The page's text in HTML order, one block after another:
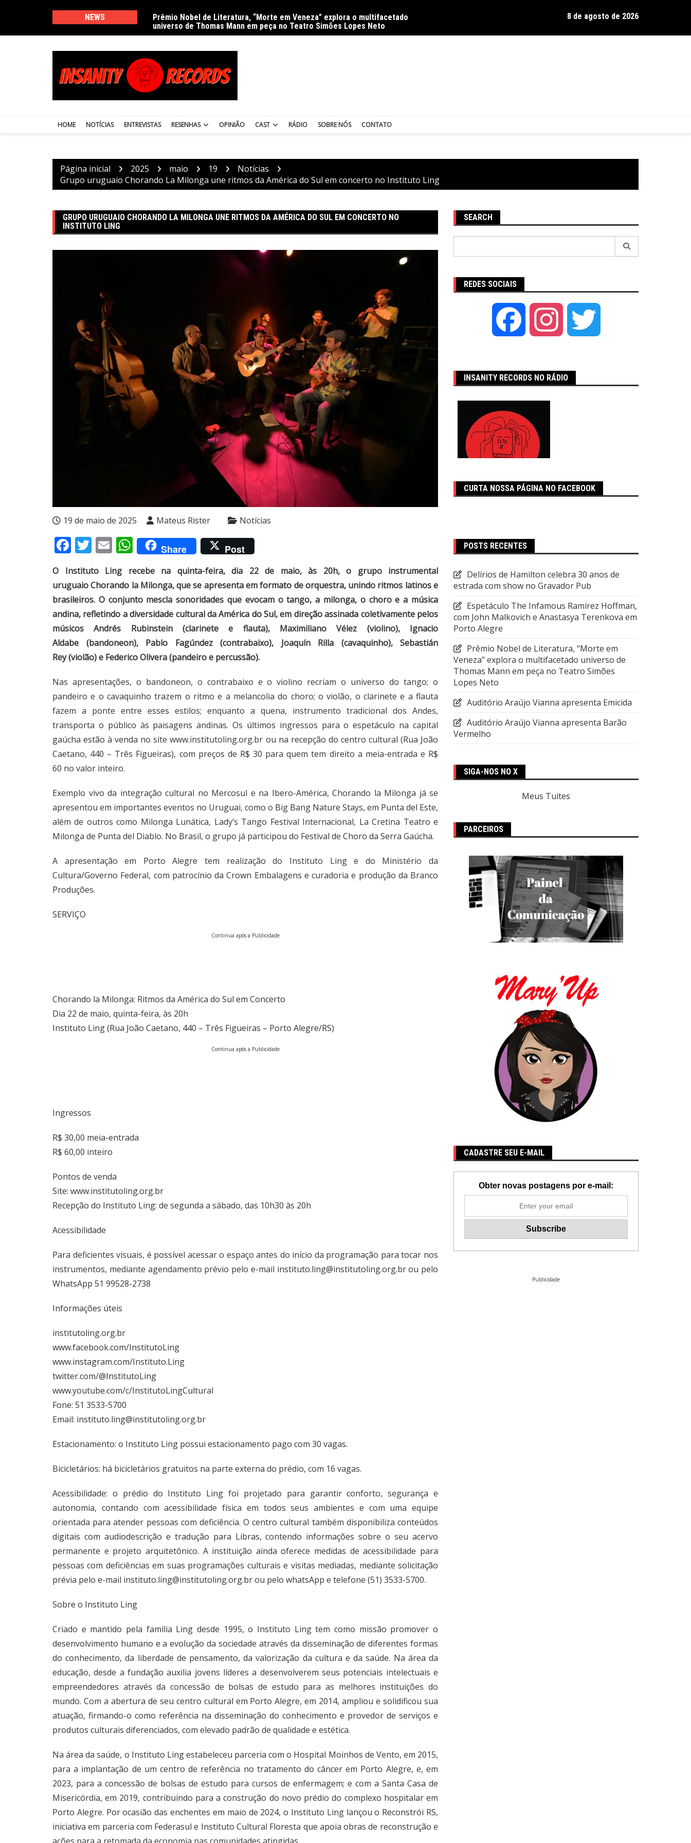
conteúdo
NEWS
Prêmio Nobel de Literatura, “Morte em Veneza” explora o multifacetado
universo de Thomas Mann em peça no Teatro Simões Lopes Neto
Delírios de Hamilton celebra 30 anos de estrada com show no Gravador
8 de agosto de 2026
HOME NOTÍCIAS ENTREVISTAS RESENHAS OPINIÃO CAST RÁDIO SOBRE NÓS CONTATO
Página inicial 2025 maio 19
Notícias
Grupo uruguaio Chorando La Milonga une ritmos da América do Sul em concerto no Instituto Ling
GRUPO URUGUAIO CHORANDO LA MILONGA UNE RITMOS DA AMÉRICA DO SUL EM CONCERTO NO
INSTITUTO LING
19 de maio de 2025 Mateus Rister Notícias
Facebook
Twitter
EmailWhatsApp
Share Post
O Instituto Ling recebe na quinta-feira, dia 22 de maio, às 20h, o grupo instrumental
uruguaio Chorando la Milonga, que se apresenta em formato de orquestra, unindo ritmos latinos e
brasileiros. O conjunto mescla sonoridades que evocam o tango, a milonga, o choro e a música
andina, refletindo a diversidade cultural da América do Sul, em direção assinada coletivamente pelos
músicos Andrés Rubinstein (clarinete e flauta), Maximiliano Vélez (violino), Ignacio
Aldabe (bandoneon), Pablo Fagúndez (contrabaixo), Joaquín Rilla (cavaquinho), Sebastián
Rey (violão) e Federico Olivera (pandeiro e percussão).
Nas apresentações, o bandoneon, o contrabaixo e o violino recriam o universo do tango; o
pandeiro e o cavaquinho trazem o ritmo e a melancolia do choro; o violão, o clarinete e a flauta
fazem a ponte entre esses estilos; enquanto a quena, instrumento tradicional dos Andes,
transporta o público às paisagens andinas. Os últimos ingressos para o espetáculo na capital
gaúcha estão à venda no sitewww.institutoling.org.br ou na recepção do centro cultural (Rua João
Caetano, 440 – Três Figueiras), com preços de R$ 30 para quem tem direito a meia-entrada e R$
60 no valor inteiro.
Exemplo vivo da integração cultural no Mercosul e na Ibero-América, Chorando la Milonga já se
apresentou em importantes eventos no Uruguai, como o Big Bang Nature Stays, em Punta del Este,
além de outros como Milonga Lunática, Lady’s Tango Festival Internacional, La Cretina Teatro e
Milonga de Punta del Diablo. No Brasil, o grupo já participou do Festival de Choro da Serra Gaúcha.
A apresentação em Porto Alegre tem realização do Instituto Ling e do Ministério da
Cultura/Governo Federal, com patrocínio da Crown Embalagens e curadoria e produção da Branco
Produções.
SERVIÇO
Continua após a Publicidade
Chorando la Milonga: Ritmos da América do Sul em Concerto
Dia 22 de maio, quinta-feira, às 20h
Instituto Ling (Rua João Caetano, 440 – Três Figueiras – Porto Alegre/RS)
Continua após a Publicidade
Ingressos
R$ 30,00 meia-entrada
R$ 60,00 inteiro
Pontos de venda
Site: www.institutoling.org.br
Recepção do Instituto Ling: de segunda a sábado, das 10h30 às 20h
Acessibilidade
Para deficientes visuais, é possível acessar o espaço antes do início da programação para tocar nos
instrumentos, mediante agendamento prévio pelo e-mail instituto.ling@institutoling.org.brou pelo
WhatsApp 51 99528-2738
Informações úteis
institutoling.org.br
www.facebook.com/InstitutoLing
www.instagram.com/Instituto.Ling
twitter.com/@InstitutoLing
www.youtube.com/c/InstitutoLingCultural
Fone: 51 3533-5700
Email: instituto.ling@institutoling.org.br
Estacionamento: o Instituto Ling possui estacionamento pago com 30 vagas.
Bicicletários: há bicicletários gratuitos na parte externa do prédio, com 16 vagas.
Acessibilidade: o prédio do Instituto Ling foi projetado para garantir conforto, segurança e
autonomia, contando com acessibilidade física em todos seus ambientes e com uma equipe
orientada para atender pessoas com deficiência. O centro cultural também disponibiliza conteúdos
digitais com audiodescrição e tradução para Libras, contendo informações sobre o seu acervo
permanente e projeto arquitetônico. A instituição ainda oferece medidas de acessibilidade para
pessoas com deficiências em suas programações culturais e visitas mediadas, mediante solicitação
prévia pelo e-mail instituto.ling@institutoling.org.brou pelo whatsApp e telefone (51) 3533-5700.
Sobre o Instituto Ling
Criado e mantido pela família Ling desde 1995, o Instituto Ling tem como missão promover o
desenvolvimento humano e a evolução da sociedade através da disseminação de diferentes formas
do conhecimento, da liberdade de pensamento, da valorização da cultura e da saúde. Na área da
educação, desde a fundação auxilia jovens líderes a desenvolverem seus potenciais intelectuais e
empreendedores através da concessão de bolsas de estudo para as melhores instituições do
mundo. Com a abertura de seu centro cultural em Porto Alegre, em 2014, ampliou e solidificou sua
atuação, firmando-o como referência na disseminação do conhecimento e provedor de serviços e
produtos culturais diferenciados, com elevado padrão de qualidade e estética.
Na área da saúde, o Instituto Ling estabeleceu parceria com o Hospital Moinhos de Vento, em 2015,
para a implantação de um centro de referência no tratamento do câncer em Porto Alegre, e, em
2023, para a concessão de bolsas de estudo para cursos de enfermagem; e com a Santa Casa de
Misericórdia, em 2019, contribuindo para a construção do novo prédio do complexo hospitalar em
Porto Alegre. Por ocasião das enchentes em maio de 2024, o Instituto Ling lançou o Reconstrói RS,
iniciativa em parceria com Federasul e Instituto Cultural Floresta que apoia obras de reconstrução e
SEARCH
REDES SOCIAIS
Facebook Instagram
INSANITY RECORDS NO RÁDIO
CURTA NOSSA PÁGINA NO FACEBOOK
POSTS RECENTES
Delírios de Hamilton celebra 30 anos de
estrada com show no Gravador Pub
Espetáculo The Infamous Ramírez Hoffman,
com John Malkovich e Anastasya Terenkova em
Porto Alegre
Prêmio Nobel de Literatura, “Morte em
Veneza” explora o multifacetado universo de
Thomas Mann em peça no Teatro Simões
Lopes Neto
Auditório Araújo Vianna apresenta Emicida
Auditório Araújo Vianna apresenta Barão
Vermelho
SIGA-NOS NO X
Meus Tuítes
PARCEIROS
CADASTRE SEU E-MAIL
Obter novas postagens por e-mail:
Publicidade